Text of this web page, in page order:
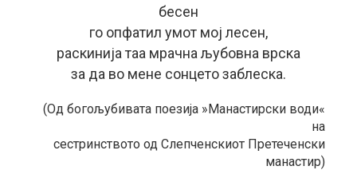
бесен
го опфатил умот мој лесен,
раскинија таа мрачна љубовна врска
за да во мене сонцето заблеска.
(Од богољубивата поезија »Манастирски води«
на
сестринството од Слепченскиот Претеченски
манастир)